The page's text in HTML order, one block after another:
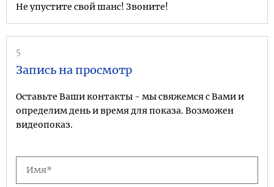
Не упустите свой шанс! Звоните!
5
Запись на просмотр
Оставьте Ваши контакты - мы свяжемся с Вами и
определим день и время для показа. Возможен
видеопоказ.